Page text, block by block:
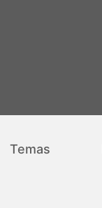
Temas